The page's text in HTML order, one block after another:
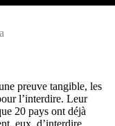
preuve tangible, les
l’interdire. Leur
20 pays ont déjà
eux, d’interdire